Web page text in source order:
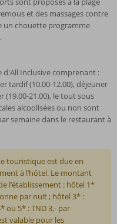
et des massages contre
un chouette programme
d'All Inclusive comprenant :
tardif (10.00-12.00), déjeuner
(19.00-21.00), le tout sous
alcoolisées ou non sont
semaine dans le restaurant à
touristique est due en
à l’hôtel. Le montant
l’établissement : hôtel 1*
par nuit ; hôtel 3* :
ou 5* : TND 3,- par
valable pour les